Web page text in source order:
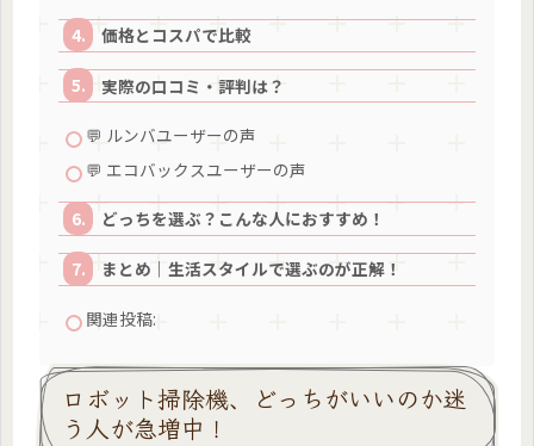
価格とコスパで比較
実際の口コミ・評判は？
💬 ルンバユーザーの声
💬 エコバックスユーザーの声
どっちを選ぶ？こんな人におすすめ！
まとめ｜生活スタイルで選ぶのが正解！
関連投稿:
ロボット掃除機、どっちがいいのか迷
う人が急増中！